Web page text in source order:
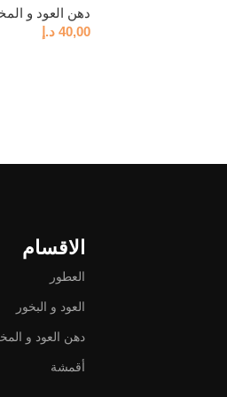
دهن العود و
40,00 د.إ
الاقسام
العطور
العود و البخور
دهن العود و
أقمشة